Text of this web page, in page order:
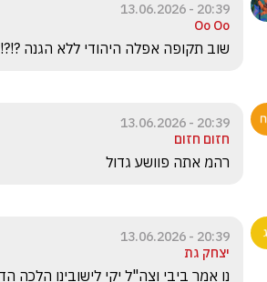
20:39 - 13.06.2026
Oo Oo
שוב תקופה אפלה היהודי ללא הגנה ?!?!
20:39 - 13.06.2026
חזום חזום
רהמ אתה פוושע גדול
20:39 - 13.06.2026
יצחק גת